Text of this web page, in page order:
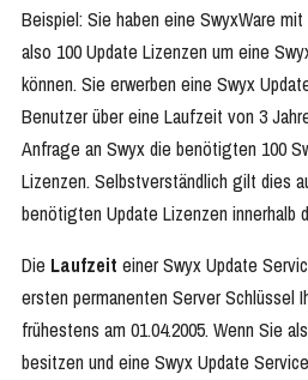
Beispiel: Sie haben eine SwyxWare
also 100 Update Lizenzen um eine
können. Sie erwerben eine Swyx
Benutzer über eine Laufzeit von 3
Anfrage an Swyx die benötigten 100
Lizenzen. Selbstverständlich gilt dies
benötigten Update Lizenzen innerhalb
Die Laufzeit einer Swyx Update
ersten permanenten Server Schlüssel
frühestens am 01.04.2005. Wenn Sie
besitzen und eine Swyx Update